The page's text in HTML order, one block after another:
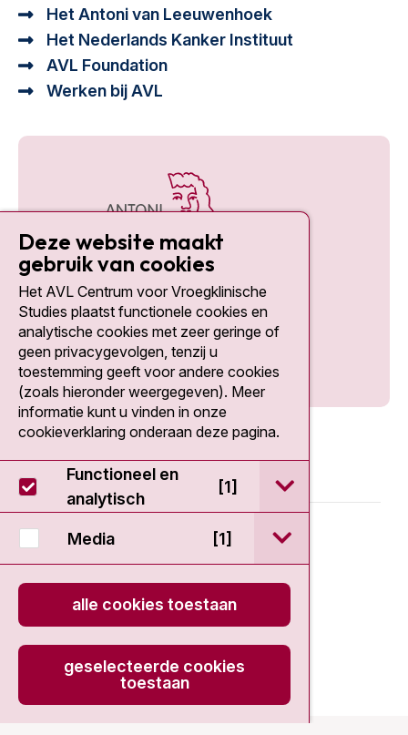
Het Antoni van Leeuwenhoek
Het Nederlands Kanker Instituut
AVL Foundation
Werken bij AVL
Social media
© 2026 - EDDC-NKI
Disclaimer
Cookieverklaring
onload
Deze website maakt
gebruik van cookies
Het AVL Centrum voor Vroegklinische
Studies plaatst functionele cookies en
analytische cookies met zeer geringe of
geen privacygevolgen, tenzij u
toestemming geeft voor andere cookies
(zoals hieronder weergegeven). Meer
informatie kunt u vinden in onze
cookieverklaring onderaan deze pagina.
Functioneel en
analytisch
[1] open / sluit
Media [1] open / sluit
alle cookies toestaan
geselecteerde cookies
toestaan